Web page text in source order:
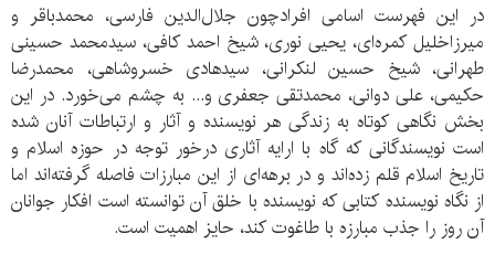
در این فهرست اسامی افرادچون جلال‌الدین فارسی، محمدباقر و
میرزاخلیل کمره‌ای، یحیی نوری، شیخ احمد کافی، سیدمحمد حسینی
طهرانی، شیخ حسین لنکرانی، سیدهادی خسروشاهی، محمدرضا
حکیمی، علی دوانی، محمدتقی جعفری و... به چشم می‌خورد. در این
بخش نگاهی کوتاه به زندگی هر نویسنده و آثار و ارتباطات آنان شده
است نویسندگانی که گاه با ارایه آثاری درخور توجه در حوزه اسلام و
تاریخ اسلام قلم زده‌اند و در برهه‌ای از این مبارزات فاصله گرفته‌اند اما
از نگاه نویسنده کتابی که نویسنده با خلق آن توانسته است افکار جوانان
آن روز را جذب مبارزه با طاغوت کند، حایز اهمیت است.